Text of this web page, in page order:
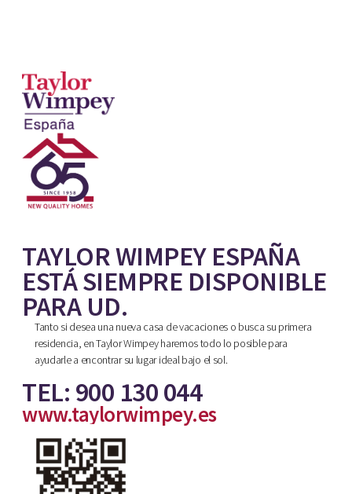
TAYLOR WIMPEY ESPAÑA
ESTÁ SIEMPRE DISPONIBLE
PARA UD.
Tanto si desea una nueva casa de vacaciones o busca su primera
residencia, en Taylor Wimpey haremos todo lo posible para
ayudarle a encontrar su lugar ideal bajo el sol.
TEL: 900 130 044
www.taylorwimpey.es